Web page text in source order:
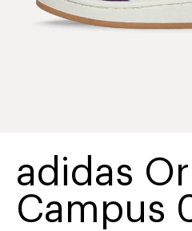
adidas
Campus